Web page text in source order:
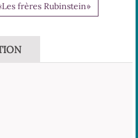
frères Rubinstein»